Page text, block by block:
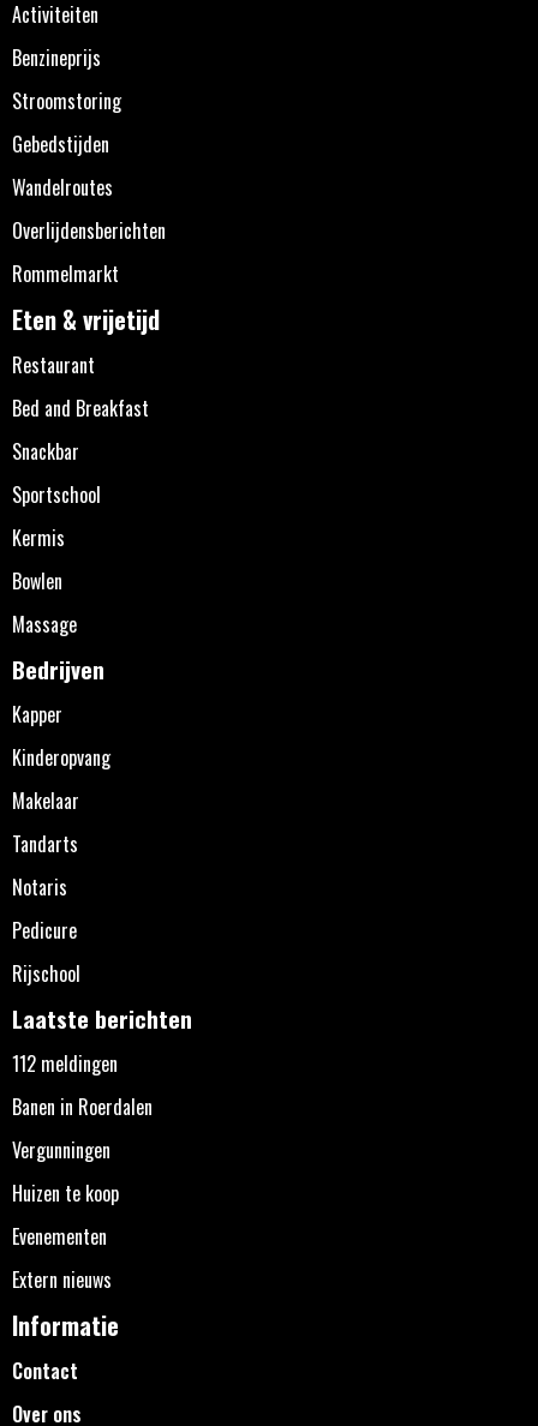
Activiteiten
Benzineprijs
Stroomstoring
Gebedstijden
Wandelroutes
Overlijdensberichten
Rommelmarkt
Eten & vrijetijd
Restaurant
Bed and Breakfast
Snackbar
Sportschool
Kermis
Bowlen
Massage
Bedrijven
Kapper
Kinderopvang
Makelaar
Tandarts
Notaris
Pedicure
Rijschool
Laatste berichten
112 meldingen
Banen in Roerdalen
Vergunningen
Huizen te koop
Evenementen
Extern nieuws
Informatie
Contact
Over ons